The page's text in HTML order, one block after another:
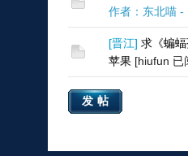
作者：东北喵 -
[晋江] 求《蝙
苹果 [hiufun 已
发帖